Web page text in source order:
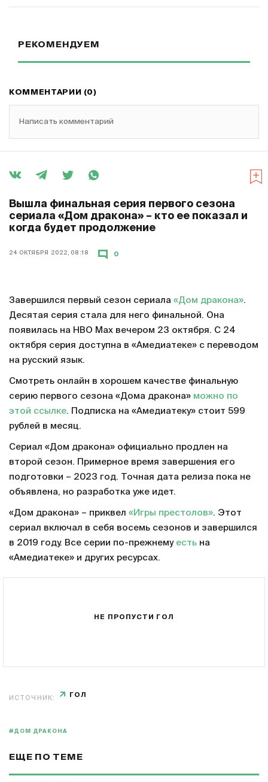
РЕКОМЕНДУЕМ
КОММЕНТАРИИ (0)
Написать комментарий
Вышла финальная серия первого сезона
сериала «Дом дракона» – кто ее показал и
когда будет продолжение
24 ОКТЯБРЯ 2022, 08:18 0
Завершился первый сезон сериала «Дом дракона».
Десятая серия стала для него финальной. Она
появилась на HBO Max вечером 23 октября. С 24
октября серия доступна в «Амедиатеке» с переводом
на русский язык.
Смотреть онлайн в хорошем качестве финальную
серию первого сезона «Дома дракона» можно по
этой ссылке. Подписка на «Амедиатеку» стоит 599
рублей в месяц.
Сериал «Дом дракона» официально продлен на
второй сезон. Примерное время завершения его
подготовки – 2023 год. Точная дата релиза пока не
объявлена, но разработка уже идет.
«Дом дракона» – приквел «Игры престолов». Этот
сериал включал в себя восемь сезонов и завершился
в 2019 году. Все серии по-прежнему есть на
«Амедиатеке» и других ресурсах.
НЕ ПРОПУСТИ ГОЛ
ИСТОЧНИК: ГОЛ
#ДОМ ДРАКОНА
ЕЩЕ ПО ТЕМЕ